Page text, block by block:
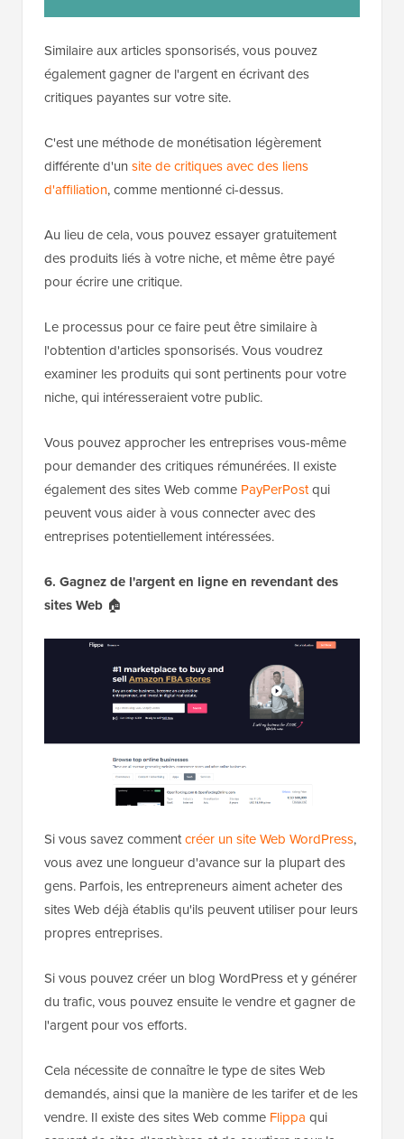
Similaire aux articles sponsorisés, vous pouvez
également gagner de l'argent en écrivant des
critiques payantes sur votre site.
C'est une méthode de monétisation légèrement
différente d'un site de critiques avec des liens
d'affiliation, comme mentionné ci-dessus.
Au lieu de cela, vous pouvez essayer gratuitement
des produits liés à votre niche, et même être payé
pour écrire une critique.
Le processus pour ce faire peut être similaire à
l'obtention d'articles sponsorisés. Vous voudrez
examiner les produits qui sont pertinents pour votre
niche, qui intéresseraient votre public.
Vous pouvez approcher les entreprises vous-même
pour demander des critiques rémunérées. Il existe
également des sites Web comme PayPerPostqui
peuvent vous aider à vous connecter avec des
entreprises potentiellement intéressées.
6. Gagnez de l'argent en ligne en revendant des
sites Web 🏠
Si vous savez commentcréer un site Web WordPress,
vous avez une longueur d'avance sur la plupart des
gens. Parfois, les entrepreneurs aiment acheter des
sites Web déjà établis qu'ils peuvent utiliser pour leurs
propres entreprises.
Si vous pouvez créer un blog WordPress et y générer
du trafic, vous pouvez ensuite le vendre et gagner de
l'argent pour vos efforts.
Cela nécessite de connaître le type de sites Web
demandés, ainsi que la manière de les tarifer et de les
vendre. Il existe des sites Web comme Flippa qui